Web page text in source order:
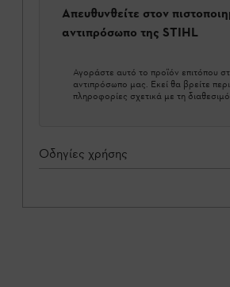
Απευθυνθείτε στον
αντιπρόσωπο της STIHL
Αγοράστε αυτό το προϊόν επιτόπου
αντιπρόσωπο μας. Εκεί θα βρείτε
πληροφορίες σχετικά με τη
Οδηγίες χρήσης